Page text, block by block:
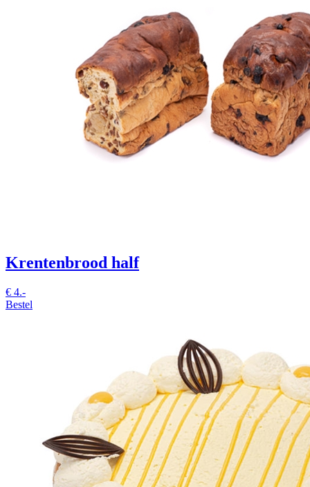
Krentenbrood half
€ 4.-
Bestel